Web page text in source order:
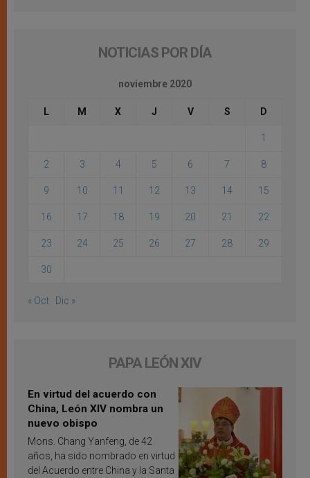
NOTICIAS POR DÍA
noviembre 2020
L M X J V S D
1
2 3 4 5 6 7 8
9 10 11 12 13 14 15
16 17 18 19 20 21 22
23 24 25 26 27 28 29
30
« Oct Dic »
PAPA LEÓN XIV
En virtud del acuerdo con
China, León XIV nombra un
nuevo obispo
Mons. Chang Yanfeng, de 42
años, ha sido nombrado en virtud
del Acuerdo entre China y la Santa